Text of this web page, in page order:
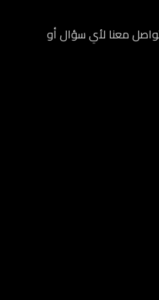
معنا لأي سؤال أو